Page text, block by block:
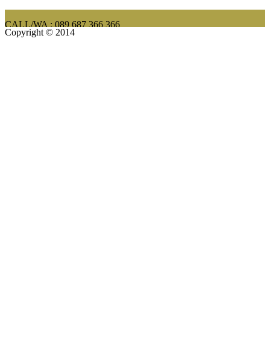
CALL/WA : 089 687 366 366
FURNITURE BAR & CAFE MINIMALIS MODERN
Copyright © 2014